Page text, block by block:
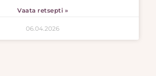
Vaata retsepti »
06.04.2026